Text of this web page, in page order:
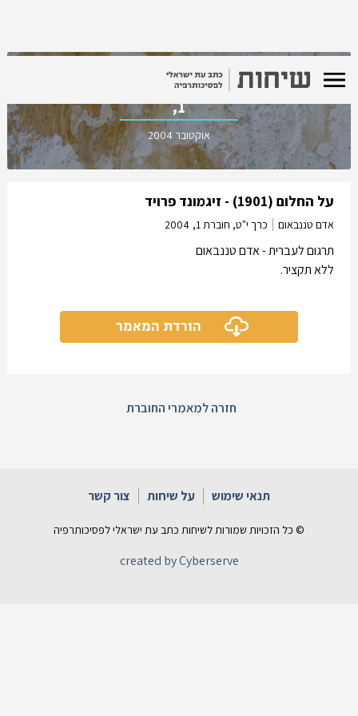
כרך י"ט, חוברת
1,
אוקטובר 2004
על החלום (1901) - זיגמונד פרויד
אדם טננבאום כרך י"ט, חוברת 1, 2004
תרגום לעברית - אדם טננבאום
ללא תקציר.
הורדת המאמר
חזרה למאמרי החוברת
תנאי שימוש על שיחות צור קשר
© כל הזכויות שמורות לשיחות כתב עת ישראלי לפסיכותרפיה
created by Cyberserve